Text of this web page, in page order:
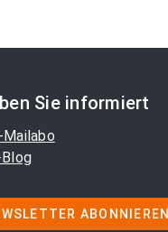
Sie informiert
ABONNIEREN